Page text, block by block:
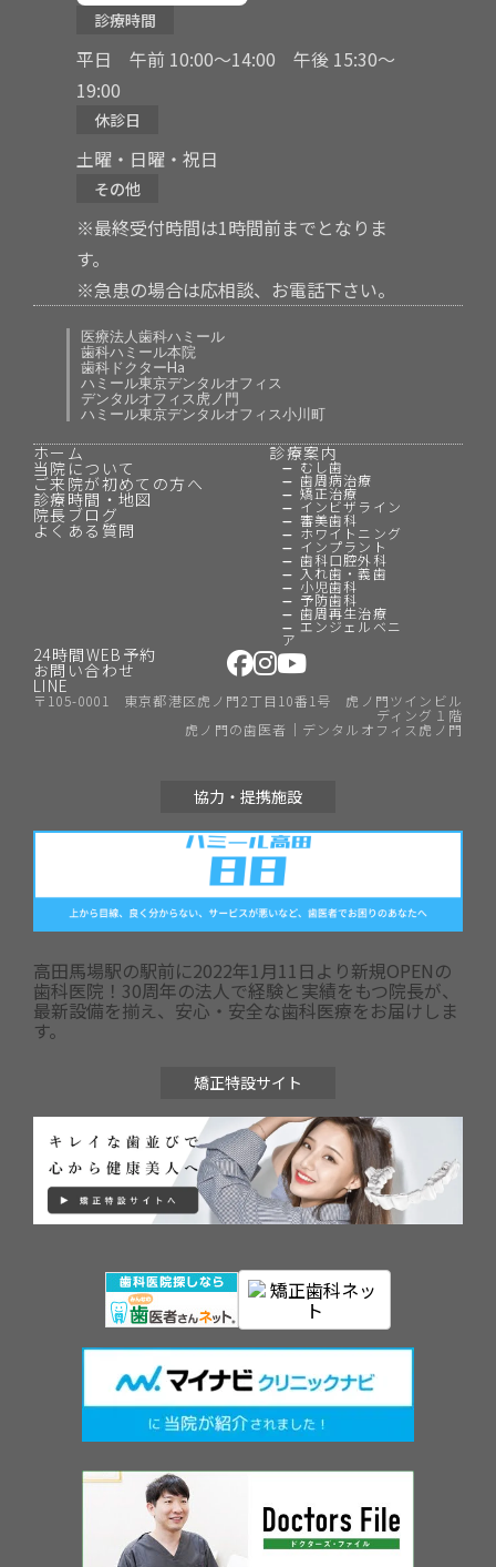
診療時間
平日 午前 10:00〜14:00 午後 15:30〜
19:00
休診日
土曜・日曜・祝日
その他
※最終受付時間は1時間前までとなりま
す。
※急患の場合は応相談、お電話下さい。
医療法人歯科ハミール
歯科ハミール本院
歯科ドクターHa
ハミール東京デンタルオフィス
デンタルオフィス虎ノ門
ハミール東京デンタルオフィス小川町
ホーム
当院について
ご来院が初めての方へ
診療時間・地図
院長ブログ
よくある質問
診療案内
むし歯
歯周病治療
矯正治療
インビザライン
審美歯科
ホワイトニング
インプラント
歯科口腔外科
入れ歯・義歯
小児歯科
予防歯科
歯周再生治療
エンジェルベニ
ア
24時間WEB予約
お問い合わせ
LINE
〒105-0001 東京都港区虎ノ門2丁目10番1号 虎ノ門ツインビル
ディング１階
虎ノ門の歯医者｜デンタルオフィス虎ノ門
協力・提携施設
高田馬場駅の駅前に2022年1月11日より新規OPENの
歯科医院！30周年の法人で経験と実績をもつ院長が、
最新設備を揃え、安心・安全な歯科医療をお届けしま
す。
矯正特設サイト